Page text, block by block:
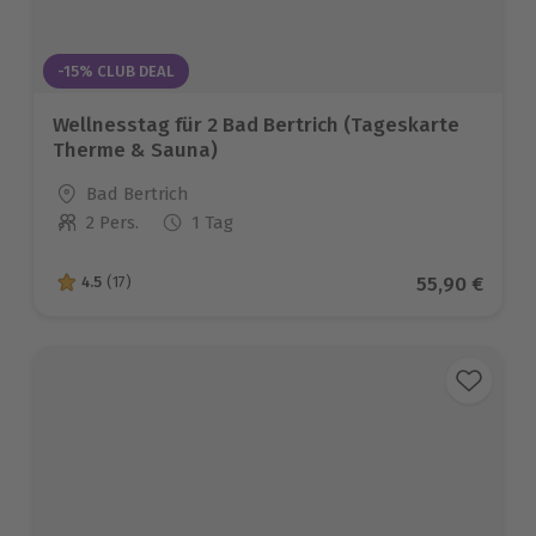
-15% CLUB DEAL
Wellnesstag für 2 Bad Bertrich (Tageskarte
Therme & Sauna)
Standort
Bad Bertrich
Anzahl der Teilnehmer
2 Pers. 1 Tag
4.5 von 5 Sternen basierend auf 17 Bewertungen
4.5 (17) Aktueller
55,90 €